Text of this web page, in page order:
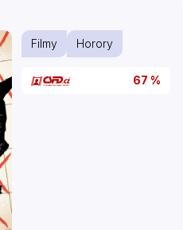
Filmy Horory
67 %